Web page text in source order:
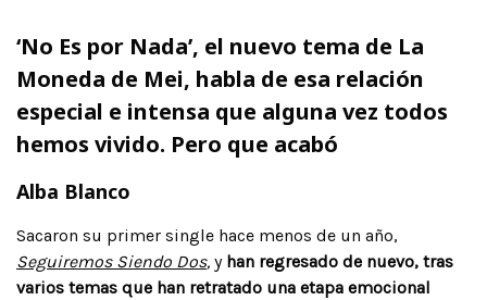
‘No Es por Nada’, el nuevo tema de La
Moneda de Mei, habla de esa relación
especial e intensa que alguna vez todos
hemos vivido. Pero que acabó
Alba Blanco
Sacaron su primer single hace menos de un año,
Seguiremos Siendo Dos, y han regresado de nuevo, tras
varios temas que han retratado una etapa emocional